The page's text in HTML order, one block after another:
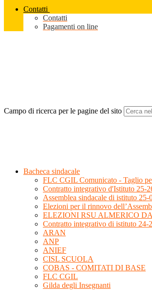
Contatti
Contatti
Pagamenti on line
Campo di ricerca per le pagine del sito
Bacheca sindacale
FLC CGIL Comunicato - Taglio
Contratto integrativo d'Istituto 25-
Assemblea sindacale di istituto 25-
Elezioni per il rinnovo
ELEZIONI RSU ALMERICO
Contratto integrativo di istituto 24-
ARAN
ANP
ANIEF
CISL SCUOLA
COBAS - COMITATI DI BASE
FLC CGIL
Gilda degli Insegnanti